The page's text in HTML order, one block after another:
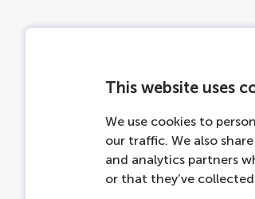
This website uses
We use cookies to
our traffic. We also
and analytics partners
or that they’ve
Siamo lieti di
opzioni e il miglior
per le vostre
Amsterdam. Con
entusiasmanti